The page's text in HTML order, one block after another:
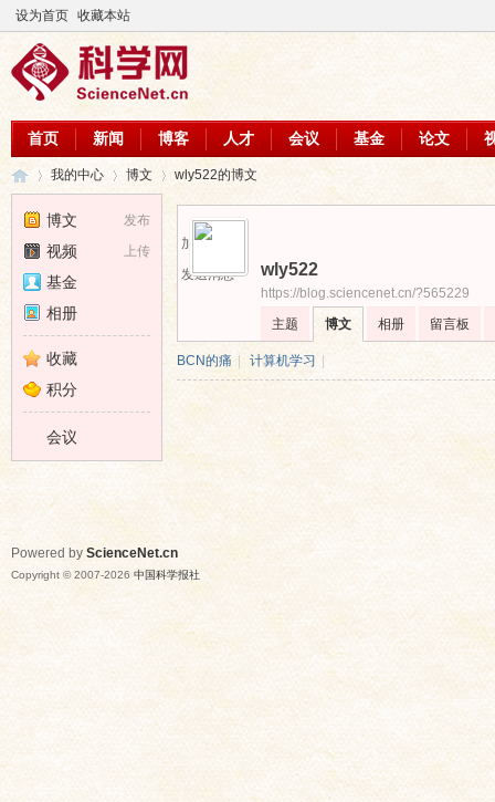
设为首页 收藏本站
首页 新闻 博客 人才 会议 基金 论文
›
我的中心 博文 wly522的博文
加为好友
发送消息
wly522
https://blog.sciencenet.cn/?565229
主题
博文 相册 留言板
BCN的痛 计算机学习
发布
博文
上传
视频
基金
相册
收藏
积分
会议
Powered by ScienceNet.cn
Copyright © 2007-2026 中国科学报社